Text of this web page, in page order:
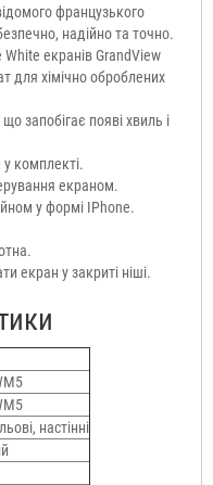
французького
надійно та точно.
екранів GrandView
для хімічно оброблених
запобігає появі хвиль і
комплекті.
екраном.
у формі IPhone.
екран у закриті ніші.
настінні